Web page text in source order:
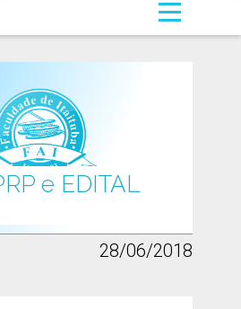
e EDITAL
28/06/2018